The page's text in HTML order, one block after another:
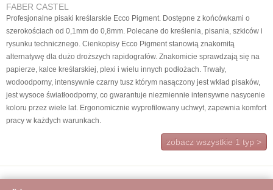
FABER CASTEL
Profesjonalne pisaki kreślarskie Ecco Pigment. Dostępne z końcówkami o
szerokościach od 0,1mm do 0,8mm. Polecane do kreślenia, pisania, szkiców i
rysunku technicznego. Cienkopisy Ecco Pigment stanowią znakomitą
alternatywę dla dużo droższych rapidografów. Znakomicie sprawdzają się na
papierze, kalce kreślarskiej, plexi i wielu innych podłożach. Trwały,
wodoodporny, intensywnie czarny tusz którym nasączony jest wkład pisaków,
jest wysoce światłoodporny, co gwarantuje niezmiennie intensywne nasycenie
koloru przez wiele lat. Ergonomicznie wyprofilowany uchwyt, zapewnia komfort
pracy w każdych warunkach.
zobacz wszystkie 1 typ >